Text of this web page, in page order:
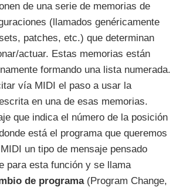
de una serie de memorias de
(llamados genéricamente
patches, etc.) que determinan
actuar. Estas memorias están
formando una lista numerada.
vía MIDI el paso a usar la
en una de esas memorias.
que indica el número de la posición
está el programa que queremos
un tipo de mensaje pensado
para esta función y se llama
de programa (Program Change,